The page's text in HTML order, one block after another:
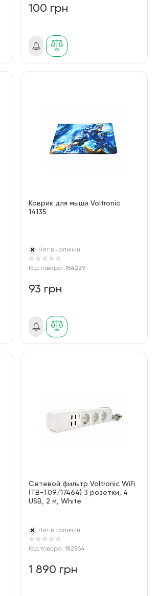
100 грн
Коврик для мыши Voltronic
14135
Нет в наличии
Код товара: 184229
93 грн
Сетевой фильтр Voltronic WiFi
(ТВ-Т09/17464) 3 розетки, 4
USB, 2 м, White
Нет в наличии
Код товара: 182564
1 890 грн